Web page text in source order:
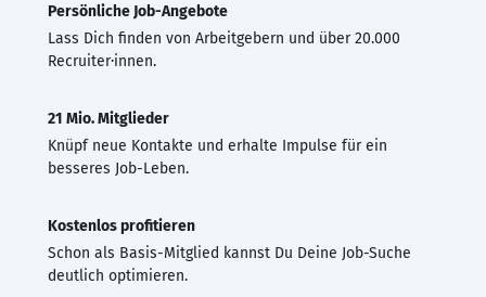
Persönliche Job-Angebote
Lass Dich finden von Arbeitgebern und über 20.000
Recruiter·innen.
21 Mio. Mitglieder
Knüpf neue Kontakte und erhalte Impulse für ein
besseres Job-Leben.
Kostenlos profitieren
Schon als Basis-Mitglied kannst Du Deine Job-Suche
deutlich optimieren.